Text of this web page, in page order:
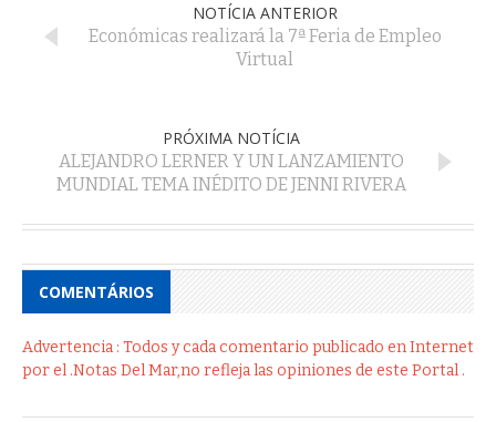
NOTÍCIA ANTERIOR
Económicas realizará la 7ª Feria de Empleo
Virtual
PRÓXIMA NOTÍCIA
ALEJANDRO LERNER Y UN LANZAMIENTO
MUNDIAL TEMA INÉDITO DE JENNI RIVERA
COMENTÁRIOS
Advertencia : Todos y cada comentario publicado en Internet
por el .Notas Del Mar,no refleja las opiniones de este Portal .